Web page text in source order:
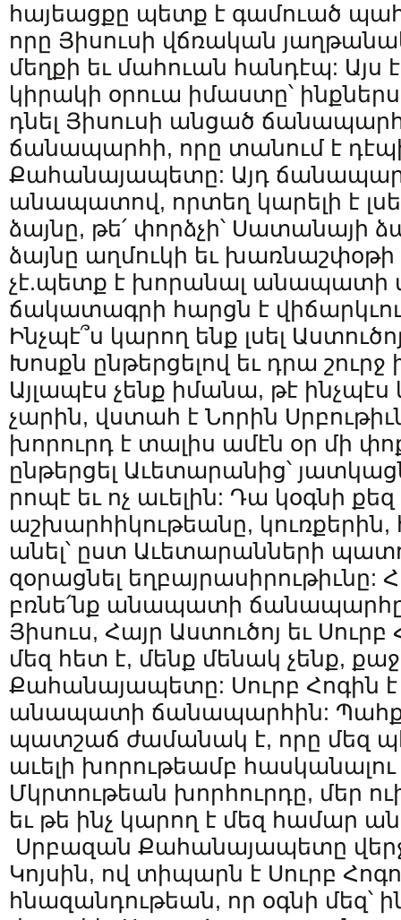
հայեացքը պետք է գամուած
որը Յիսուսի վճռական
մեղքի եւ մահուան հանդէպ: Այս
կիրակի օրուա իմաստը՝
դնել Յիսուսի անցած
ճանապարհի, որը տանում է
Քահանայապետը: Այդ
անապատով, որտեղ կարելի է
ձայնը, թե՛ փորձչի՝ Սատանայի
ձայնը աղմուկի եւ խառնաշփօթի
չէ.պետք է խորանալ անապատի
ճակատագրի հարցն է
Ինչպէ՞ս կարող ենք լսել
Խոսքն ընթերցելով եւ դրա
Այլապէս չենք իմանա, թէ ինչպէս
չարին, վստահ է Նորին
խորուրդ է տալիս ամէն օր մի
ընթերցել Աւետարանից՝
րոպէ եւ ոչ աւելին: Դա կօգնի քեզ
աշխարհիկութեանը, կուռքերին,
անել՝ ըստ Աւետարանների
զօրացնել
բռնե՛նք անապատի
Յիսուս, Հայր Աստուծոյ եւ
մեզ հետ է, մենք մենակ չենք,
Քահանայապետը: Սուրբ Հոգին է
անապատի ճանապարհին:
պատշաճ ժամանակ է, որը մեզ
աւելի խորութեամբ հասկանալու
Մկրտութեան խորհուրդը, մեր
եւ թե ինչ կարող է մեզ համար
Սրբազան Քահանայապետը
Կոյսին, ով տիպարն է Սուրբ
հնազանդութեան, որ օգնի մեզ՝